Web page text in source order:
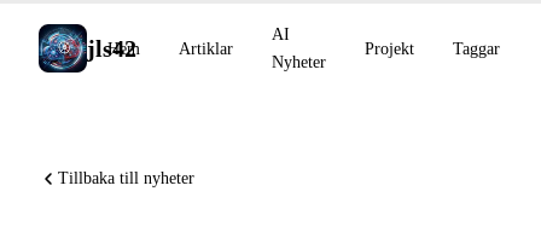
jls42
Hem Artiklar
AI
Nyheter
Projekt Taggar
Tillbaka till nyheter